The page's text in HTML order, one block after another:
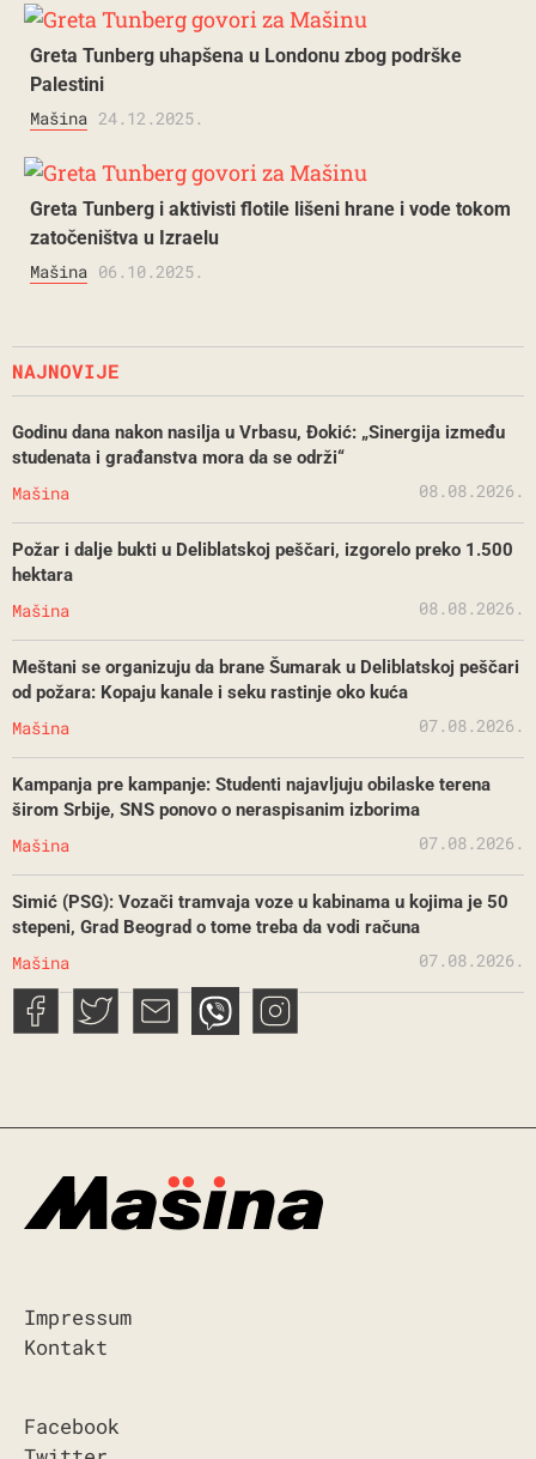
Greta Tunberg uhapšena u Londonu zbog podrške
Palestini
Mašina 24.12.2025.
Greta Tunberg i aktivisti flotile lišeni hrane i vode tokom
zatočeništva u Izraelu
Mašina 06.10.2025.
NAJNOVIJE
Godinu dana nakon nasilja u Vrbasu, Đokić: „Sinergija između
studenata i građanstva mora da se održi“
Mašina 08.08.2026.
Požar i dalje bukti u Deliblatskoj peščari, izgorelo preko 1.500
hektara
Mašina 08.08.2026.
Meštani se organizuju da brane Šumarak u Deliblatskoj peščari
od požara: Kopaju kanale i seku rastinje oko kuća
Mašina 07.08.2026.
Kampanja pre kampanje: Studenti najavljuju obilaske terena
širom Srbije, SNS ponovo o neraspisanim izborima
Mašina 07.08.2026.
Simić (PSG): Vozači tramvaja voze u kabinama u kojima je 50
stepeni, Grad Beograd o tome treba da vodi računa
Mašina 07.08.2026.
Impressum
Kontakt
Facebook